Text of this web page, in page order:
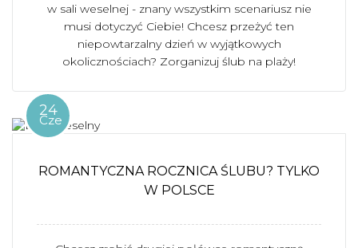
w sali weselnej - znany wszystkim scenariusz nie
musi dotyczyć Ciebie! Chcesz przeżyć ten
niepowtarzalny dzień w wyjątkowych
okolicznościach? Zorganizuj ślub na plaży!
24
Cze
ROMANTYCZNA ROCZNICA ŚLUBU? TYLKO
W POLSCE